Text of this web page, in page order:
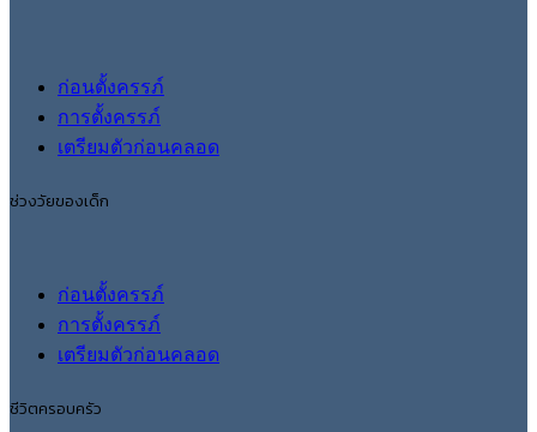
ก่อนตั้งครรภ์
การตั้งครรภ์
เตรียมตัวก่อนคลอด
ช่วงวัยของเด็ก
ก่อนตั้งครรภ์
การตั้งครรภ์
เตรียมตัวก่อนคลอด
ชีวิตครอบครัว